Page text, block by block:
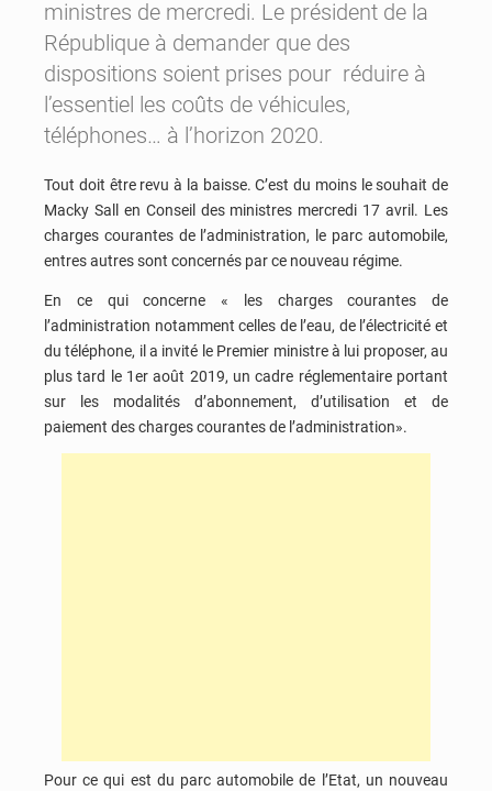
ministres de mercredi. Le président de la
République à demander que des
dispositions soient prises pour réduire à
l’essentiel les coûts de véhicules,
téléphones… à l’horizon 2020.
Tout doit être revu à la baisse. C’est du moins le souhait de
Macky Sall en Conseil des ministres mercredi 17 avril. Les
charges courantes de l’administration, le parc automobile,
entres autres sont concernés par ce nouveau régime.
En ce qui concerne « les charges courantes de
l’administration notamment celles de l’eau, de l’électricité et
du téléphone, il a invité le Premier ministre à lui proposer, au
plus tard le 1er août 2019, un cadre réglementaire portant
sur les modalités d’abonnement, d’utilisation et de
paiement des charges courantes de l’administration».
Pour ce qui est du parc automobile de l’Etat, un nouveau